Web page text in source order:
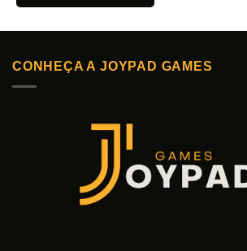
CONHEÇA A JOYPAD GAMES